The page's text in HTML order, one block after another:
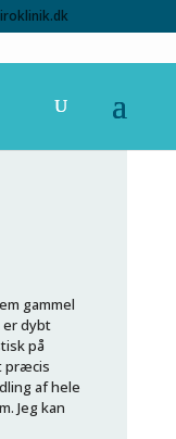
gammel
er dybt
på
præcis
af hele
Jeg kan